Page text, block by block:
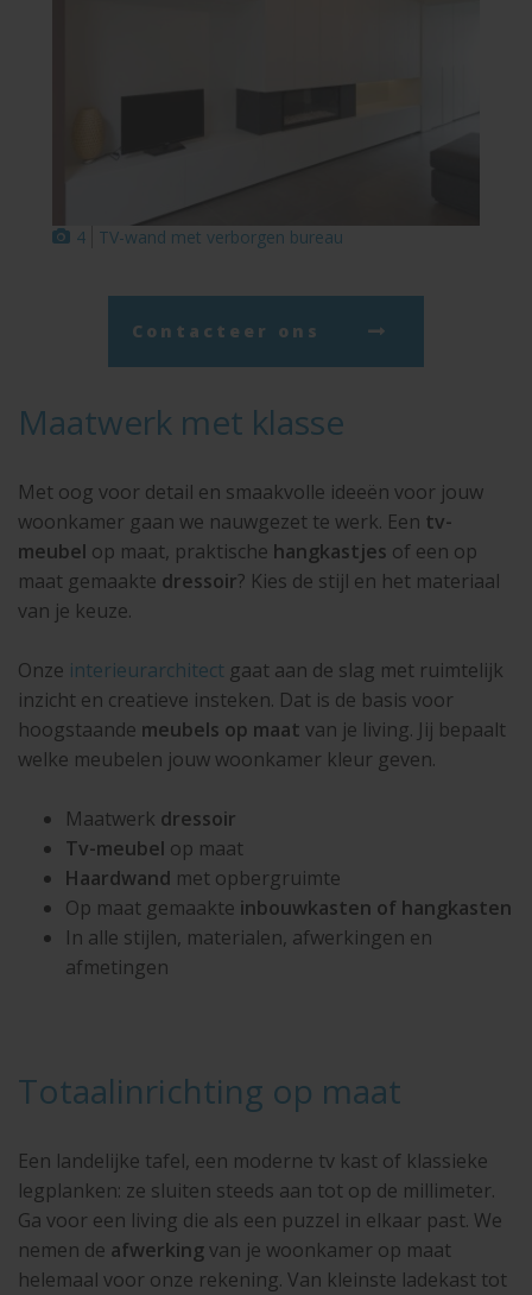
4 TV-wand met verborgen bureau
Contacteer ons
Maatwerk met klasse
Met oog voor detail en smaakvolle ideeën voor jouw
woonkamer gaan we nauwgezet te werk. Een tv-
meubel op maat, praktische hangkastjes of een op
maat gemaakte dressoir? Kies de stijl en het materiaal
van je keuze.
Onze interieurarchitect gaat aan de slag met ruimtelijk
inzicht en creatieve insteken. Dat is de basis voor
hoogstaande meubels op maat van je living. Jij bepaalt
welke meubelen jouw woonkamer kleur geven.
Maatwerk dressoir
Tv-meubel op maat
Haardwand met opbergruimte
Op maat gemaakte inbouwkasten of hangkasten
In alle stijlen, materialen, afwerkingen en
afmetingen
Totaalinrichting op maat
Een landelijke tafel, een moderne tv kast of klassieke
legplanken: ze sluiten steeds aan tot op de millimeter.
Ga voor een living die als een puzzel in elkaar past. We
nemen de afwerkingvan je woonkamer op maat
helemaal voor onze rekening. Van kleinste ladekast tot